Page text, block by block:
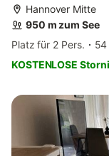
Hannover Mitte
950 m zum See
Platz für 2 Pers.
54
KOSTENLOSE